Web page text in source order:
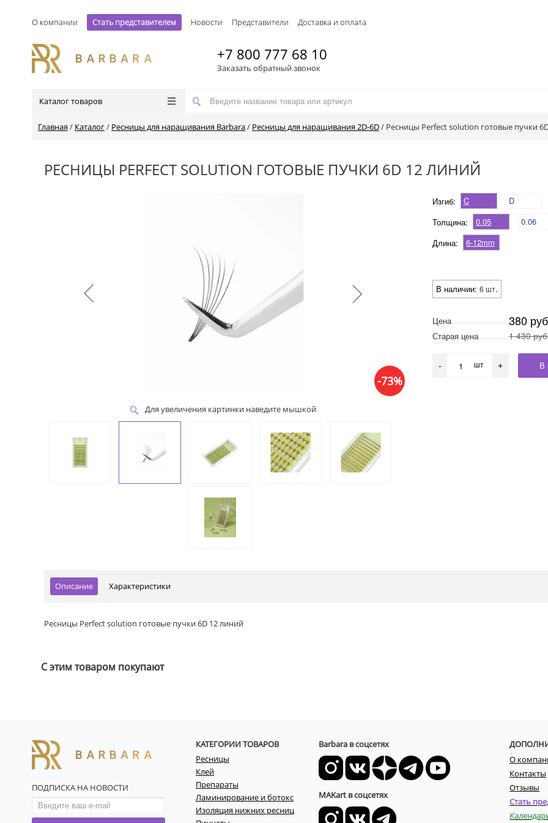
О компании Стать представителем Новости Представители Доставка и оплата
+7 800 777 68 10
Заказать обратный звонок
Каталог товаров
Главная / Каталог/ Ресницы для наращивания Barbara/ Ресницы для наращивания 2D-6D/ Ресницы Perfect solution готовые пучки
РЕСНИЦЫ PERFECT SOLUTION ГОТОВЫЕ ПУЧКИ 6D 12 ЛИНИЙ
-73%
Для увеличения картинки наведите мышкой
Изгиб: C
D
Толщина:
0.05 0.06
Длина:
6-12mm
В наличии: 6 шт.
Цена 380
Старая цена 1 430
- шт + В
Описание Характеристики
Ресницы Perfect solution готовые пучки 6D 12 линий
С этим товаром покупают
ПОДПИСКА НА НОВОСТИ
КАТЕГОРИИ ТОВАРОВ
Ресницы
Клей
Препараты
Ламинирование и ботокс
Изоляция нижних ресниц
Barbara в соцсетях
MAKart в соцсетях
О
Контакты
Отзывы
Стать